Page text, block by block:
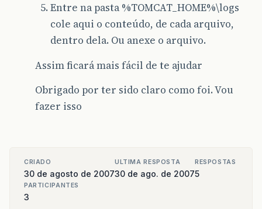
Entre na pasta %TOMCAT_HOME%\logs
cole aqui o conteúdo, de cada arquivo,
dentro dela. Ou anexe o arquivo.
Assim ficará mais fácil de te ajudar
Obrigado por ter sido claro como foi. Vou
fazer isso
CRIADO
30 de agosto de 2007
ULTIMA RESPOSTA
30 de ago. de 2007
RESPOSTAS
5
PARTICIPANTES
3